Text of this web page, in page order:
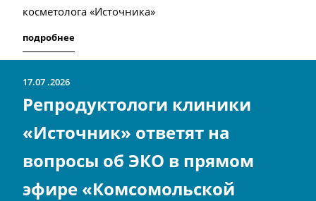
косметолога «Источника»
подробнее
17.07 2026
Репродуктологи клиники
«Источник» ответят на
вопросы об ЭКО в прямом
эфире «Комсомольской